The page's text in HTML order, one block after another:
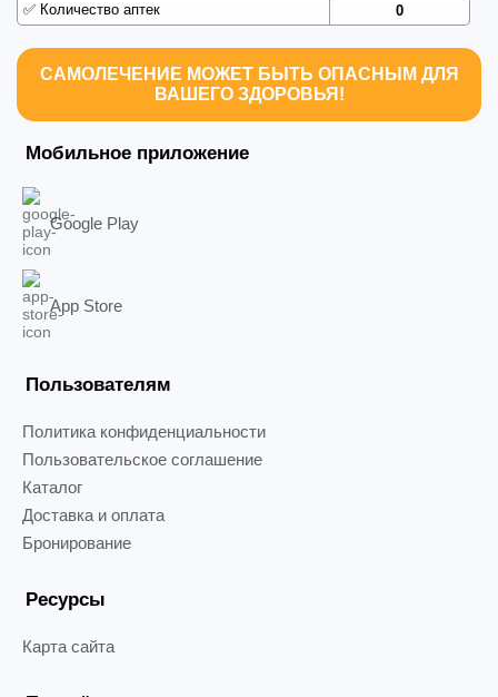
✅ Количество аптек 0
САМОЛЕЧЕНИЕ МОЖЕТ БЫТЬ ОПАСНЫМ ДЛЯ
ВАШЕГО ЗДОРОВЬЯ!
Мобильное приложение
Google Play
App Store
Пользователям
Политика конфиденциальности
Пользовательское соглашение
Каталог
Доставка и оплата
Бронирование
Ресурсы
Карта сайта